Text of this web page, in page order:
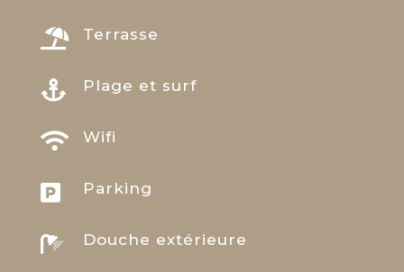
 Terrasse
 Plage et surf
 Wifi
 Parking
 Douche extérieure